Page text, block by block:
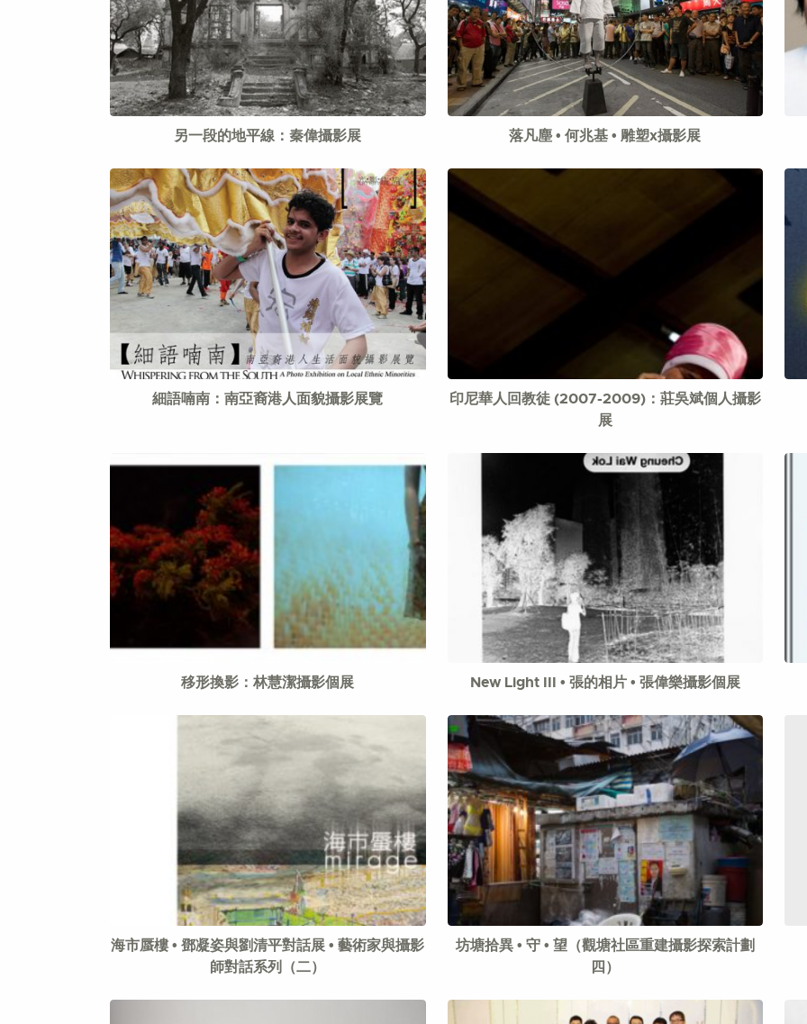
另一段的地平線：秦偉攝影展 落凡塵 • 何兆基 • 雕塑x攝影展
細語喃南：南亞裔港人面貌攝影展覽
印尼華人回教徒 (2007-2009)：莊吳斌個人攝影
展
移形換影：林慧潔攝影個展 New Light III • 張的相片 • 張偉樂攝影個展
海市蜃樓 • 鄧凝姿與劉清平對話展 • 藝術家與攝影
師對話系列（二）
坊塘拾異 • 守 • 望（觀塘社區重建攝影探索計劃
四）